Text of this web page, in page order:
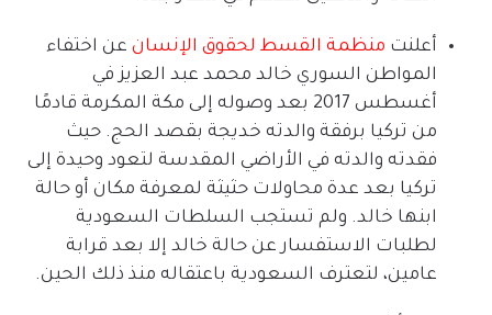
أعلنت منظمة القسط لحقوق الإنسان عن اختفاء
المواطن السوري خالد محمد عبد العزيز في
أغسطس
بعد وصوله إلى مكة المكرمة قادمًا
من تركيا برفقة والدته خديجة بقصد الحج. حيث
فقدته والدته في الأراضي المقدسة لتعود وحيدة إلى
تركيا بعد عدة محاولات حثيثة لمعرفة مكان أو حالة
ابنها خالد. ولم تستجب السلطات السعودية
لطلبات الاستفسار عن حالة خالد إلا بعد قرابة
عامين، لتعترف السعودية باعتقاله منذ ذلك الحين.